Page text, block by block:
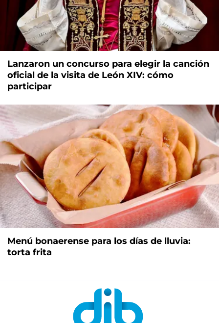
Lanzaron un concurso para elegir la canción
oficial de la visita de León XIV: cómo
participar
Menú bonaerense para los días de lluvia:
torta frita